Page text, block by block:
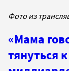
Фото из
«Мама
тянуться